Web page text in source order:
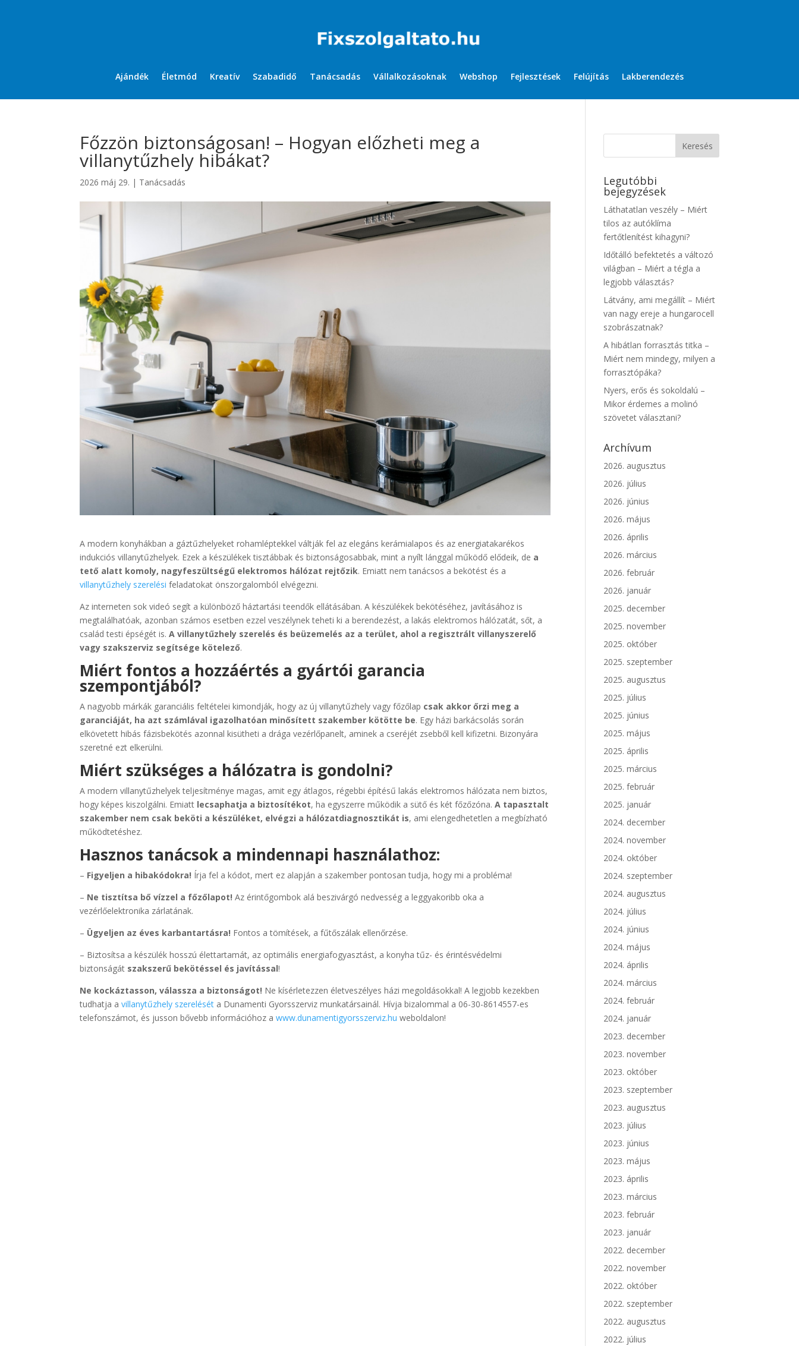
Ajándék Életmód Kreatív Szabadidő Tanácsadás Vállalkozásoknak Webshop Fejlesztések Felújítás Lakberendezés
Főzzön biztonságosan! – Hogyan előzheti meg a
villanytűzhely hibákat?
2026 máj 29. | Tanácsadás
A modern konyhákban a gáztűzhelyeket rohamléptekkel váltják fel az elegáns kerámialapos és az energiatakarékos
indukciós villanytűzhelyek. Ezek a készülékek tisztábbak és biztonságosabbak, mint a nyílt lánggal működő elődeik, de a
tető alatt komoly, nagyfeszültségű elektromos hálózat rejtőzik. Emiatt nem tanácsos a bekötést és a
villanytűzhely szerelési feladatokat önszorgalomból elvégezni.
Az interneten sok videó segít a különböző háztartási teendők ellátásában. A készülékek bekötéséhez, javításához is
megtalálhatóak, azonban számos esetben ezzel veszélynek teheti ki a berendezést, a lakás elektromos hálózatát, sőt, a
család testi épségét is.A villanytűzhely szerelés és beüzemelés az a terület, ahol a regisztrált villanyszerelő
vagy szakszerviz segítsége kötelező.
Miért fontos a hozzáértés a gyártói garancia
szempontjából?
A nagyobb márkák garanciális feltételei kimondják, hogy az új villanytűzhely vagy főzőlap csak akkor őrzi meg a
garanciáját, ha azt számlával igazolhatóan minősített szakember kötötte be. Egy házi barkácsolás során
elkövetett hibás fázisbekötés azonnal kisütheti a drága vezérlőpanelt, aminek a cseréjét zsebből kell kifizetni. Bizonyára
szeretné ezt elkerülni.
Miért szükséges a hálózatra is gondolni?
A modern villanytűzhelyek teljesítménye magas, amit egy átlagos, régebbi építésű lakás elektromos hálózata nem biztos,
hogy képes kiszolgálni. Emiatt lecsaphatja a biztosítékot, ha egyszerre működik a sütő és két főzőzóna.A tapasztalt
szakember nem csak beköti a készüléket, elvégzi a hálózatdiagnosztikát is, ami elengedhetetlen a megbízható
működtetéshez.
Hasznos tanácsok a mindennapi használathoz:
– Figyeljen a hibakódokra! Írja fel a kódot, mert ez alapján a szakember pontosan tudja, hogy mi a probléma!
– Ne tisztítsa bő vízzel a főzőlapot! Az érintőgombok alá beszivárgó nedvesség a leggyakoribb oka a
vezérlőelektronika zárlatának.
– Ügyeljen az éves karbantartásra! Fontos a tömítések, a fűtőszálak ellenőrzése.
– Biztosítsa a készülék hosszú élettartamát, az optimális energiafogyasztást, a konyha tűz- és érintésvédelmi
biztonságát szakszerű bekötéssel és javítással!
Ne kockáztasson, válassza a biztonságot! Ne kísérletezzen életveszélyes házi megoldásokkal! A legjobb kezekben
tudhatja avillanytűzhely szerelését a Dunamenti Gyorsszerviz munkatársainál. Hívja bizalommal a 06-30-8614557-es
telefonszámot, és jusson bővebb információhoz awww.dunamentigyorsszerviz.hu weboldalon!
Legutóbbi
bejegyzések
Láthatatlan veszély – Miért
tilos az autóklíma
fertőtlenítést kihagyni?
Időtálló befektetés a változó
világban – Miért a tégla a
legjobb választás?
Látvány, ami megállít – Miért
van nagy ereje a hungarocell
szobrászatnak?
A hibátlan forrasztás titka –
Miért nem mindegy, milyen a
forrasztópáka?
Nyers, erős és sokoldalú –
Mikor érdemes a molinó
szövetet választani?
Archívum
2026. augusztus
2026. július
2026. június
2026. május
2026. április
2026. március
2026. február
2026. január
2025. december
2025. november
2025. október
2025. szeptember
2025. augusztus
2025. július
2025. június
2025. május
2025. április
2025. március
2025. február
2025. január
2024. december
2024. november
2024. október
2024. szeptember
2024. augusztus
2024. július
2024. június
2024. május
2024. április
2024. március
2024. február
2024. január
2023. december
2023. november
2023. október
2023. szeptember
2023. augusztus
2023. július
2023. június
2023. május
2023. április
2023. március
2023. február
2023. január
2022. december
2022. november
2022. október
2022. szeptember
2022. augusztus
2022. július